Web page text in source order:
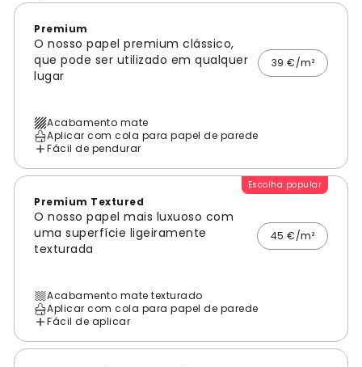
Premium
O nosso papel premium clássico,
que pode ser utilizado em qualquer
lugar
39 €/m²
Acabamento mate
Aplicar com cola para papel de parede
Fácil de pendurar
Escolha popular
Premium Textured
O nosso papel mais luxuoso com
uma superfície ligeiramente
texturada
45 €/m²
Acabamento mate texturado
Aplicar com cola para papel de parede
Fácil de aplicar